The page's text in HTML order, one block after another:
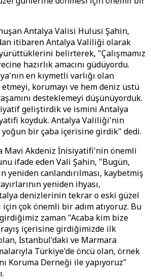
Antalya Valisi Hulusi Şahin,
itibaren Antalya Valiliği olarak
belirterek, "Çalışmamız
hazırlık amacını güdüyordu.
en kıymetli varlığı olan
korumayı ve hem deniz üstü
desteklemeyi düşünüyorduk.
geliştirdik ve ismini Antalya
koyduk. Antalya Valiliği'nin
bir çaba içerisine girdik" dedi.
Mavi Akdeniz İnisiyatifi'nin önemli
ifade eden Vali Şahin, "Bugün,
yeniden canlandırılması, kaybetmiş
yeniden ihyası,
denizlerinin tekrar o eski güzel
çok önemli bir adım atıyoruz. Bu
zaman "Acaba kim bize
içerisine girdiğimizde ilk
İstanbul'daki ve Marmara
Türkiye'de öncü olan, örnek
Koruma Derneği ile yapıyoruz"